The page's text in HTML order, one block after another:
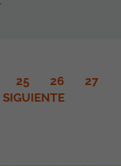
25 26
27
SIGUIENTE